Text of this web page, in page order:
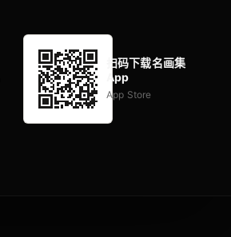
扫码下载名画集
App
App Store